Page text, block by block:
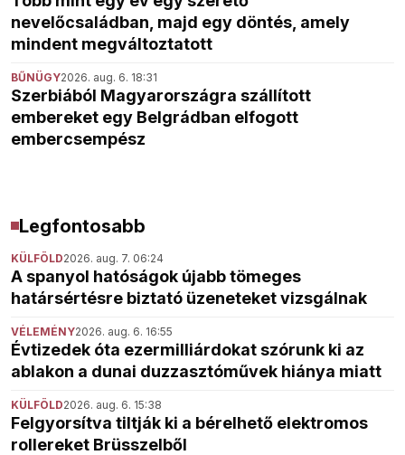
nevelőcsaládban, majd egy döntés, amely
mindent megváltoztatott
BŰNÜGY2026. aug. 6. 18:31
Szerbiából Magyarországra szállított
embereket egy Belgrádban elfogott
embercsempész
Legfontosabb
KÜLFÖLD2026. aug. 7. 06:24
A spanyol hatóságok újabb tömeges
határsértésre biztató üzeneteket vizsgálnak
VÉLEMÉNY2026. aug. 6. 16:55
Évtizedek óta ezermilliárdokat szórunk ki az
ablakon a dunai duzzasztóművek hiánya miatt
KÜLFÖLD2026. aug. 6. 15:38
Felgyorsítva tiltják ki a bérelhető elektromos
rollereket Brüsszelből